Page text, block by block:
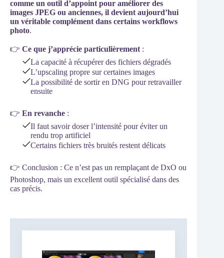
comme un outil d’appoint pour améliorer des
images JPEG ou anciennes, il devient aujourd’hui
un véritable complément dans certains workflows
photo.
👉 Ce que j’apprécie particulièrement :
La capacité à récupérer des fichiers dégradés
L’upscaling propre sur certaines images
La possibilité de sortir en DNG pour retravailler
ensuite
👉 En revanche :
Il faut savoir doser l’intensité pour éviter un
rendu trop artificiel
Certains fichiers très bruités restent délicats
👉 Conclusion : Ce n’est pas un remplaçant de DxO ou
Photoshop, mais un excellent outil spécialisé dans des
cas précis.